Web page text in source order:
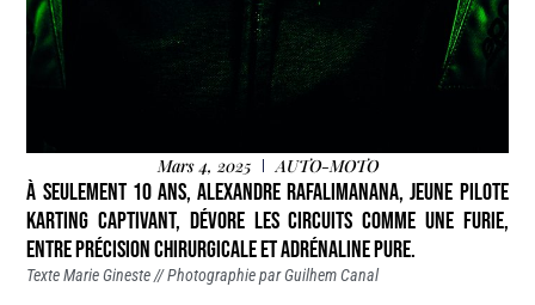
Mars 4, 2025 AUTO-MOTO
À seulement 10 ans, Alexandre Rafalimanana, jeune pilote
karting captivant, dévore les circuits comme une furie,
entre précision chirurgicale et adrénaline pure.
Texte Marie Gineste // Photographie par Guilhem Canal